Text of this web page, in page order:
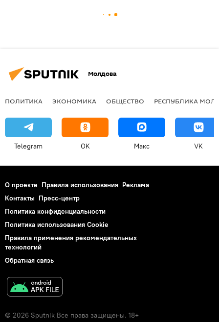
Молдова
ПОЛИТИКА ЭКОНОМИКА ОБЩЕСТВО РЕСПУБЛИКА
Telegram OK Макс VK
О проекте Правила использования Реклама
Контакты Пресс-центр
Политика конфиденциальности
Политика использования Cookie
Правила применения рекомендательных
технологий
Обратная связь
© 2026 Sputnik Все права защищены. 18+